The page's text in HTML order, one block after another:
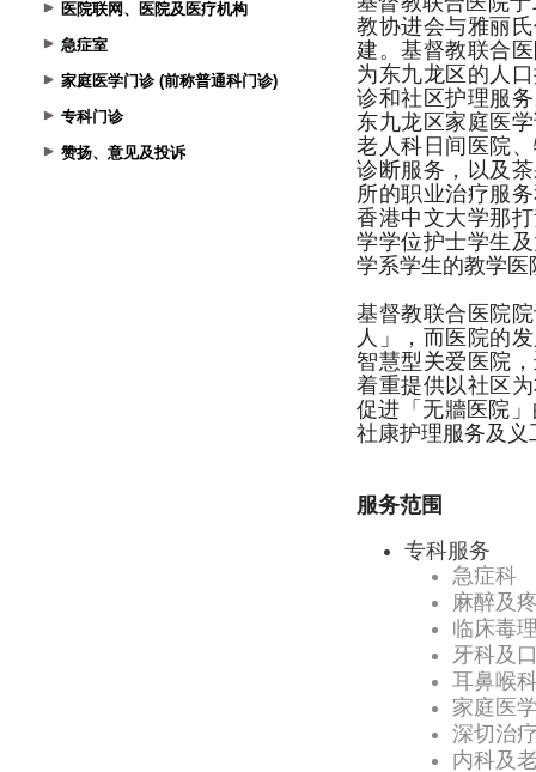
医院联网、医院及医疗机构
急症室
家庭医学门诊 (前称普通科门诊)
专科门诊
赞扬、意见及投诉